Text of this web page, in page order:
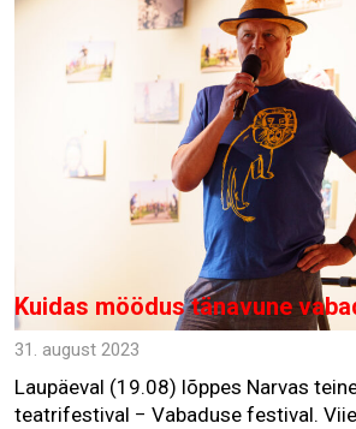
Kuidas möödus tänavune
31. august 2023
Laupäeval (19.08) lõppes Narvas
teatrifestival − Vabaduse festival.